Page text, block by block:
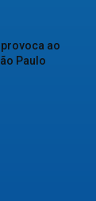
ao
Paulo